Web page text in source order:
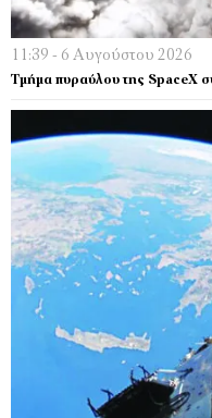
11:39 - 6 Αυγούστου 2026
Τμήμα πυραύλου της SpaceX